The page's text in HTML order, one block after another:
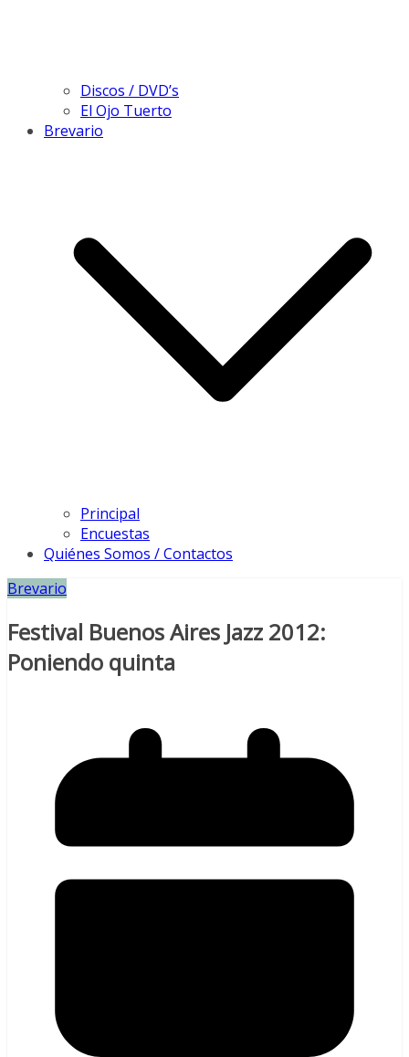
Discos / DVD’s
El Ojo Tuerto
Brevario
Principal
Encuestas
Quiénes Somos / Contactos
Brevario
Festival Buenos Aires Jazz 2012:
Poniendo quinta